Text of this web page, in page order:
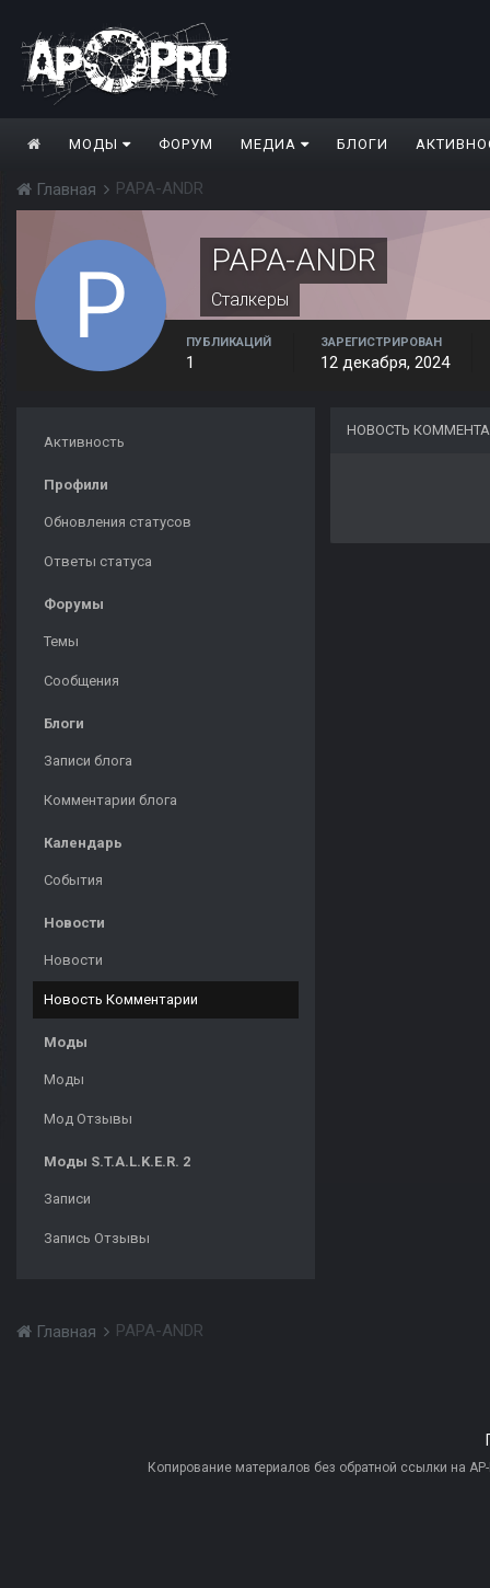
МОДЫ ФОРУМ МЕДИА БЛОГИ
Главная PAPA-ANDR
PAPA-ANDR
Сталкеры
ПУБЛИКАЦИЙ
1
ЗАРЕГИСТРИРОВАН
12 декабря, 2024
Активность
Профили
Обновления статусов
Ответы статуса
Форумы
Темы
Сообщения
Блоги
Записи блога
Комментарии блога
Календарь
События
Новости
Новости
Новость Комментарии
Моды
Моды
Мод Отзывы
Моды S.T.A.L.K.E.R. 2
Записи
Запись Отзывы
НОВОСТЬ
Главная PAPA-ANDR
Копирование материалов без обратной ссылки на